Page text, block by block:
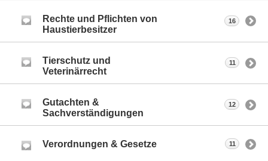
Rechte und Pflichten von
Haustierbesitzer
16
Tierschutz und
Veterinärrecht
11
Gutachten &
Sachverständigungen
12
Verordnungen & Gesetze 11